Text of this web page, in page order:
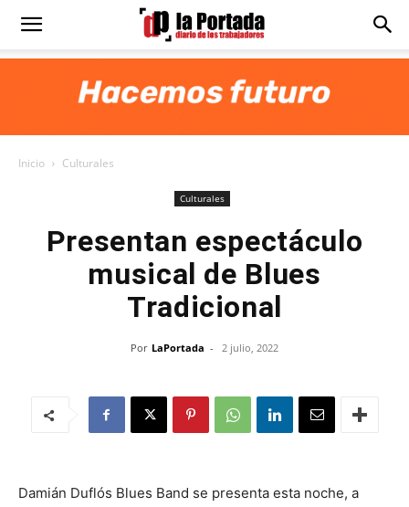
Diario
Inicio Culturales
Culturales
Presentan espectáculo
musical de Blues
Tradicional
Por LaPortada - 2 julio, 2022
Damián Duflós Blues Band se presenta esta noche, a